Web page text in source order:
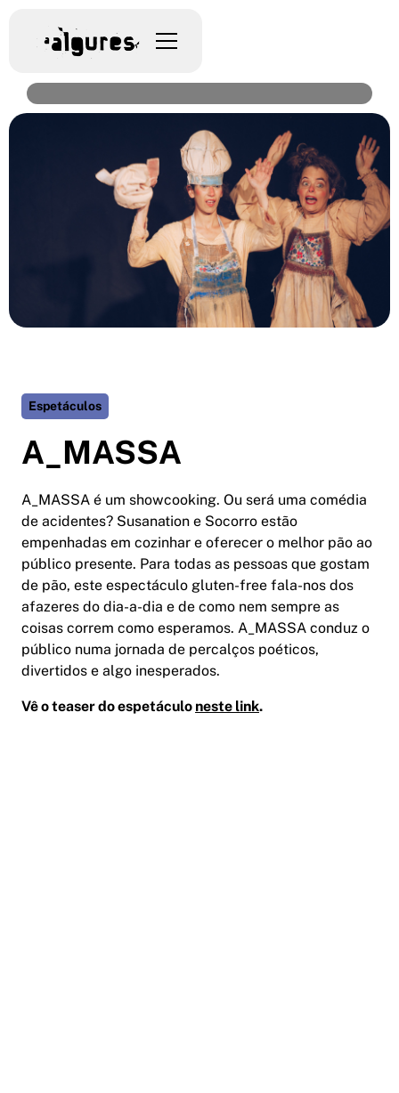
Espetáculos
A_MASSA
A_MASSA é um showcooking. Ou será uma comédia
de acidentes? Susanation e Socorro estão
empenhadas em cozinhar e oferecer o melhor pão ao
público presente. Para todas as pessoas que gostam
de pão, este espectáculo gluten-free fala-nos dos
afazeres do dia-a-dia e de como nem sempre as
coisas correm como esperamos. A_MASSA conduz o
público numa jornada de percalços poéticos,
divertidos e algo inesperados.
Vê o teaser do espetáculo neste link.